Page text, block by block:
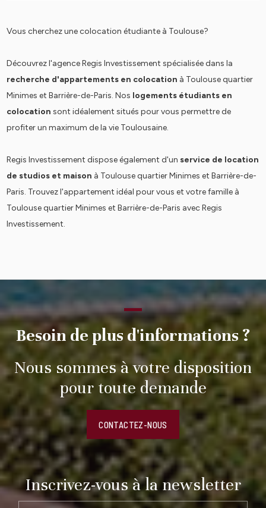
Vous cherchez une colocation étudiante à Toulouse?
Découvrez l'agence Regis Investissement spécialisée dans la
recherche d'appartements en colocation à Toulouse quartier
Minimes et Barrière-de-Paris. Nos logements étudiants en
colocation sont idéalement situés pour vous permettre de
profiter un maximum de la vie Toulousaine.
Regis Investissement dispose également d'unservice de location
de studios et maison à Toulouse quartier Minimes et Barrière-de-
Paris. Trouvez l'appartement idéal pour vous et votre famille à
Toulouse quartier Minimes et Barrière-de-Paris avec Regis
Investissement.
Besoin de plus d'informations ?
Nous sommes à votre disposition
pour toute demande
CONTACTEZ-NOUS
Inscrivez-vous à la newsletter